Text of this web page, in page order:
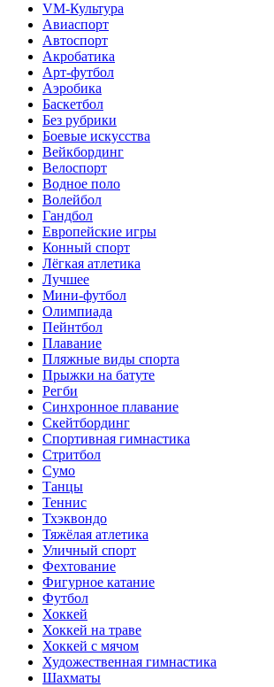
VM-Культура
Авиаспорт
Автоспорт
Акробатика
Арт-футбол
Аэробика
Баскетбол
Без рубрики
Боевые искусства
Вейкбординг
Велоспорт
Водное поло
Волейбол
Гандбол
Европейские игры
Конный спорт
Лёгкая атлетика
Лучшее
Мини-футбол
Олимпиада
Пейнтбол
Плавание
Пляжные виды спорта
Прыжки на батуте
Регби
Синхронное плавание
Скейтбординг
Спортивная гимнастика
Стритбол
Сумо
Танцы
Теннис
Тхэквондо
Тяжёлая атлетика
Уличный спорт
Фехтование
Фигурное катание
Футбол
Хоккей
Хоккей на траве
Хоккей с мячом
Художественная гимнастика
Шахматы